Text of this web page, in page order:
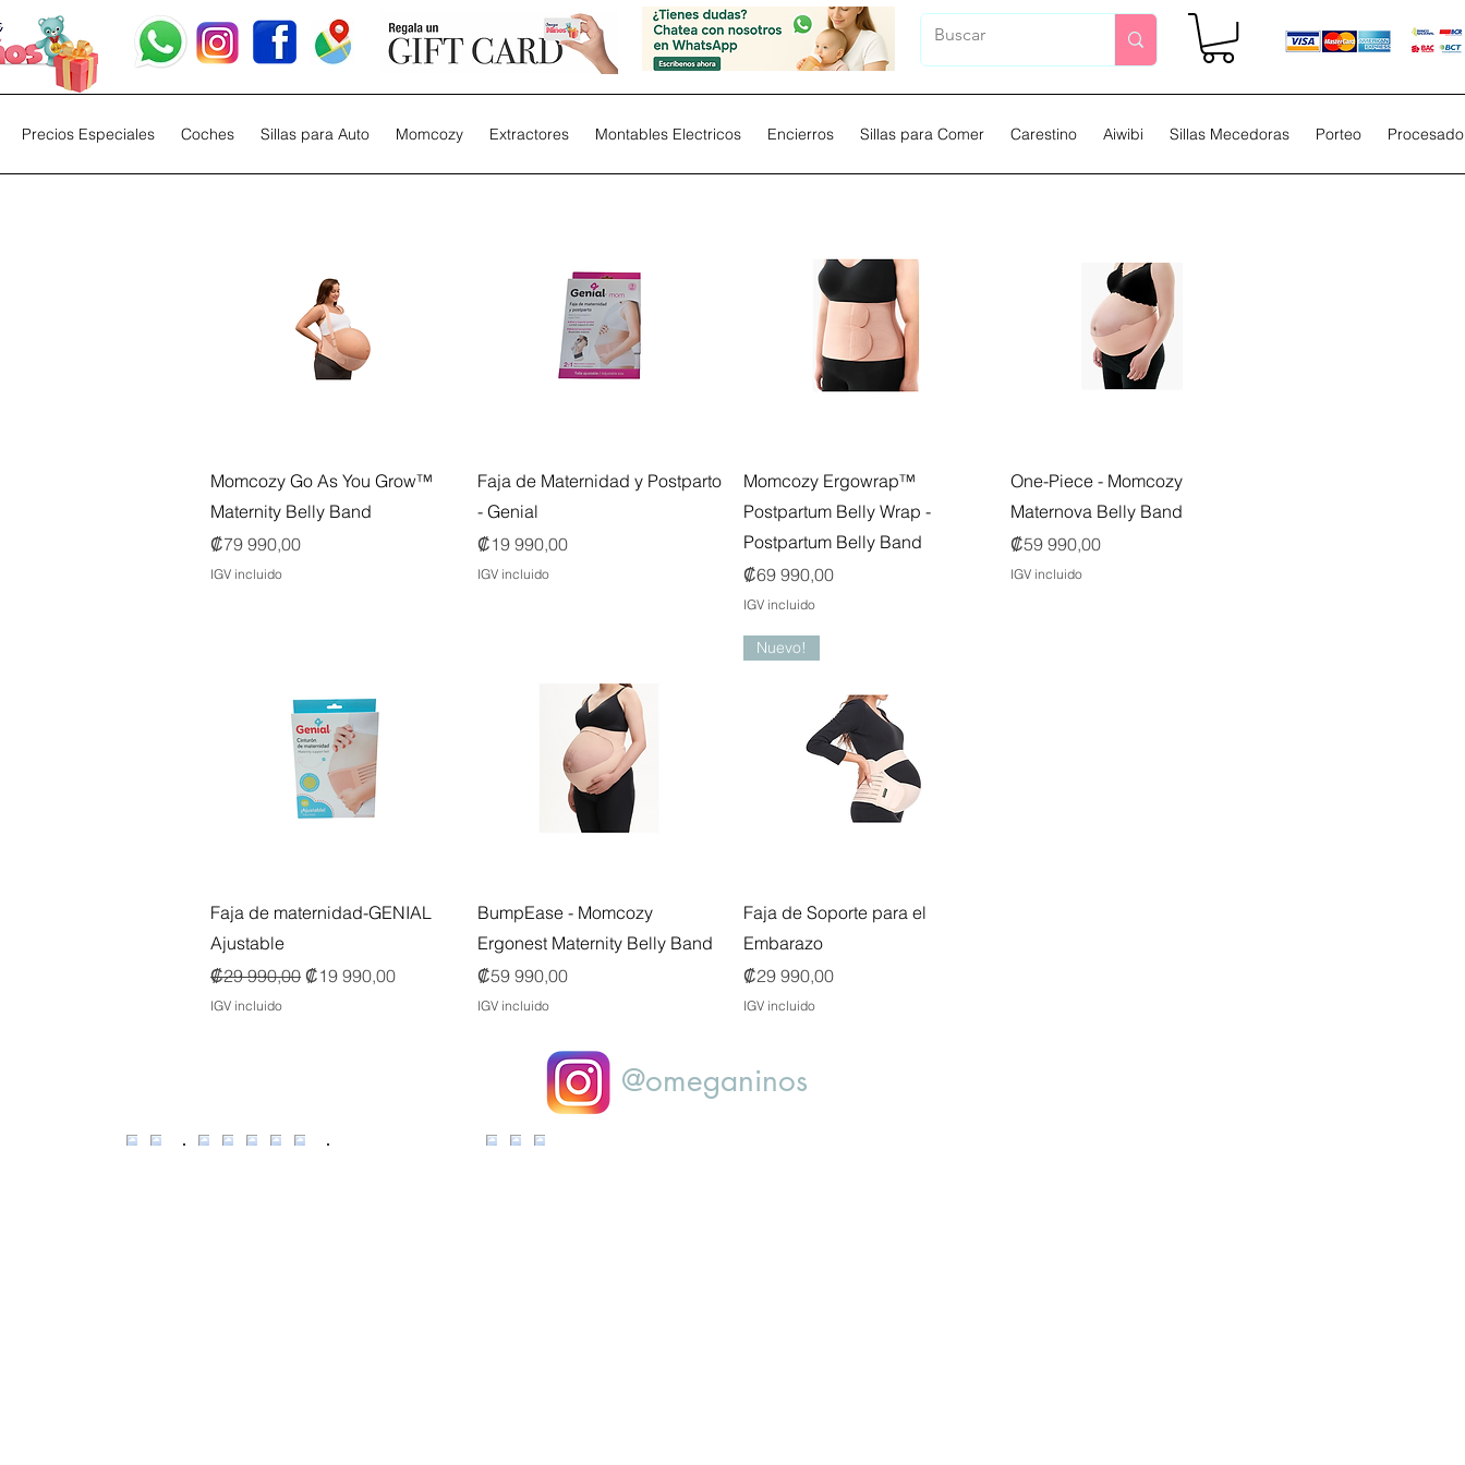
Precios Especiales Coches Sillas para Auto Momcozy Extractores Montables Electricos Encierros Sillas para Comer Carestino Aiwibi Sillas Mecedoras Porteo
Vista rápida
Momcozy Go As You Grow™
Maternity Belly Band
Precio
₡79 990,00
IGV incluido
Vista rápida
Faja de Maternidad y Postparto
- Genial
Precio
₡19 990,00
IGV incluido
Vista rápida
Momcozy Ergowrap™
Postpartum Belly Wrap -
Postpartum Belly Band
Precio
₡69 990,00
IGV incluido
Vista rápida
One-Piece - Momcozy
Maternova Belly Band
Precio
₡59 990,00
IGV incluido
Vista rápida
Faja de maternidad-GENIAL
Ajustable
Precio
₡29 990,00 Precio de oferta
₡19 990,00
IGV incluido
Vista rápida
BumpEase - Momcozy
Ergonest Maternity Belly Band
Precio
₡59 990,00
IGV incluido
Vista rápida
Nuevo!
Faja de Soporte para el
Embarazo
Precio
₡29 990,00
IGV incluido
@omeganinos